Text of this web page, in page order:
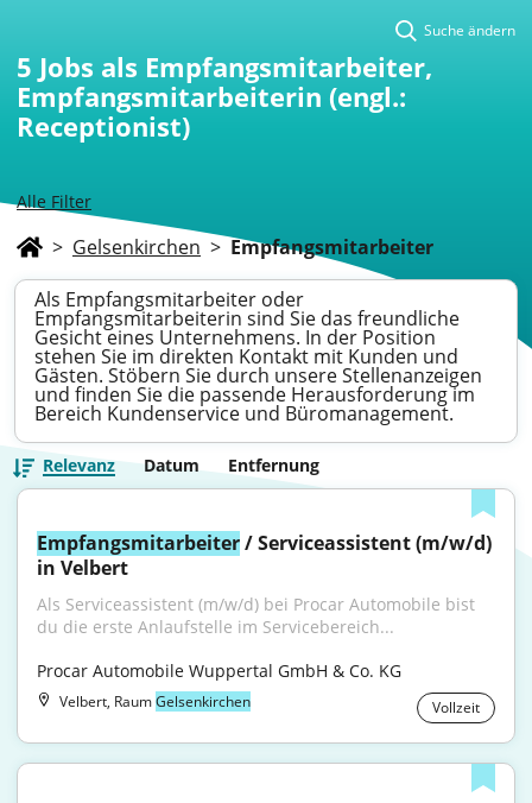
Alle Filter
Suche ändern
5 Jobs als Empfangsmitarbeiter,
Empfangsmitarbeiterin (engl.:
Receptionist)
> Gelsenkirchen > Empfangsmitarbeiter
Als Empfangsmitarbeiter oder
Empfangsmitarbeiterin sind Sie das freundliche
Gesicht eines Unternehmens. In der Position
stehen Sie im direkten Kontakt mit Kunden und
Gästen. Stöbern Sie durch unsere Stellenanzeigen
und finden Sie die passende Herausforderung im
Bereich Kundenservice und Büromanagement.
Relevanz Datum Entfernung
Empfangsmitarbeiter / Serviceassistent (m/w/d)
in Velbert
Als Serviceassistent (m/w/d) bei Procar Automobile bist
du die erste Anlaufstelle im Servicebereich...
Procar Automobile Wuppertal GmbH & Co. KG
Velbert, RaumGelsenkirchen Vollzeit